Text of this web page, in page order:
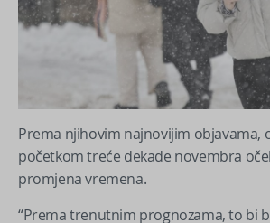
Prema njihovim najnovijim objavama,
početkom treće dekade novembra
promjena vremena.
“Prema trenutnim prognozama, to bi